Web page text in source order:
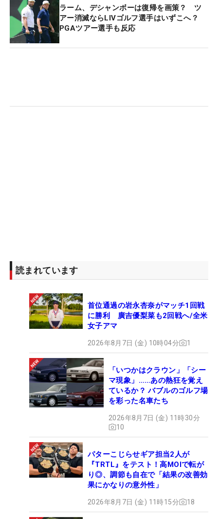
ラーム、デシャンボーは復帰を画策？ ツ
アー消滅ならLIVゴルフ選手はいずこへ？
PGAツアー選手も反応
読まれています
首位通過の岩永杏奈がマッチ1回戦
に勝利 廣吉優梨菜も2回戦へ/全米
女子アマ
2026年8月7日 (金) 10時04分 1
「いつかはクラウン」「シー
マ現象」……あの熱狂を覚え
ているか？ バブルのゴルフ場
を彩った名車たち
2026年8月7日 (金) 11時30分
10
パターこじらせギア担当2人が
『TRTL』をテスト！高MOIで転が
り◎、調節も自在で「結果の改善効
果にかなりの意外性」
2026年8月7日 (金) 11時15分 18